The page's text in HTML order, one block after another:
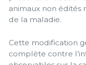
animaux non édités
de la maladie.
Cette modification
complète contre